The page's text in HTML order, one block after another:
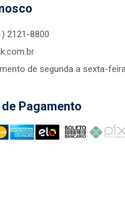
2121-8800
de segunda a sexta-
Pagamento